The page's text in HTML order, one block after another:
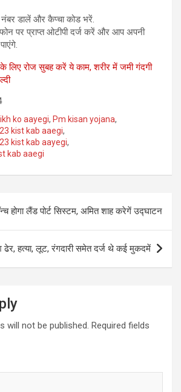
डालें और कैप्चा कोड भरें.
पर प्राप्त ओटीपी दर्ज करें और आप अपनी
लिए रोज सुबह करें ये काम, शरीर में जमी गंदगी
ko aayegi, Pm kisan yojana,
kist kab aaegi,
kist kab aayegi,
kab aaegi
होगा लैंड पोर्ट सिस्टम, अमित शाह करेगें उद्घाटन
ढेर, हत्या, लूट, रंगदारी समेत दर्ज थे कई मुकदमें
will not be published. Required fields